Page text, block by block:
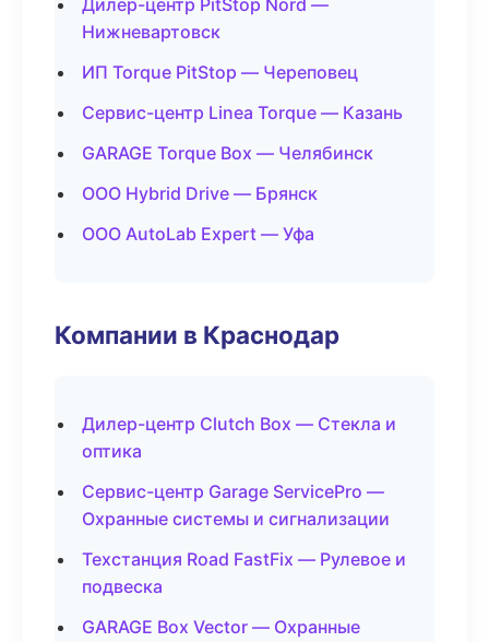
Дилер-центр PitStop Nord —
Нижневартовск
ИП Torque PitStop — Череповец
Сервис-центр Linea Torque — Казань
GARAGE Torque Box — Челябинск
ООО Hybrid Drive — Брянск
ООО AutoLab Expert — Уфа
Компании в Краснодар
Дилер-центр Clutch Box — Стекла и
оптика
Сервис-центр Garage ServicePro —
Охранные системы и сигнализации
Техстанция Road FastFix — Рулевое и
подвеска
GARAGE Box Vector — Охранные